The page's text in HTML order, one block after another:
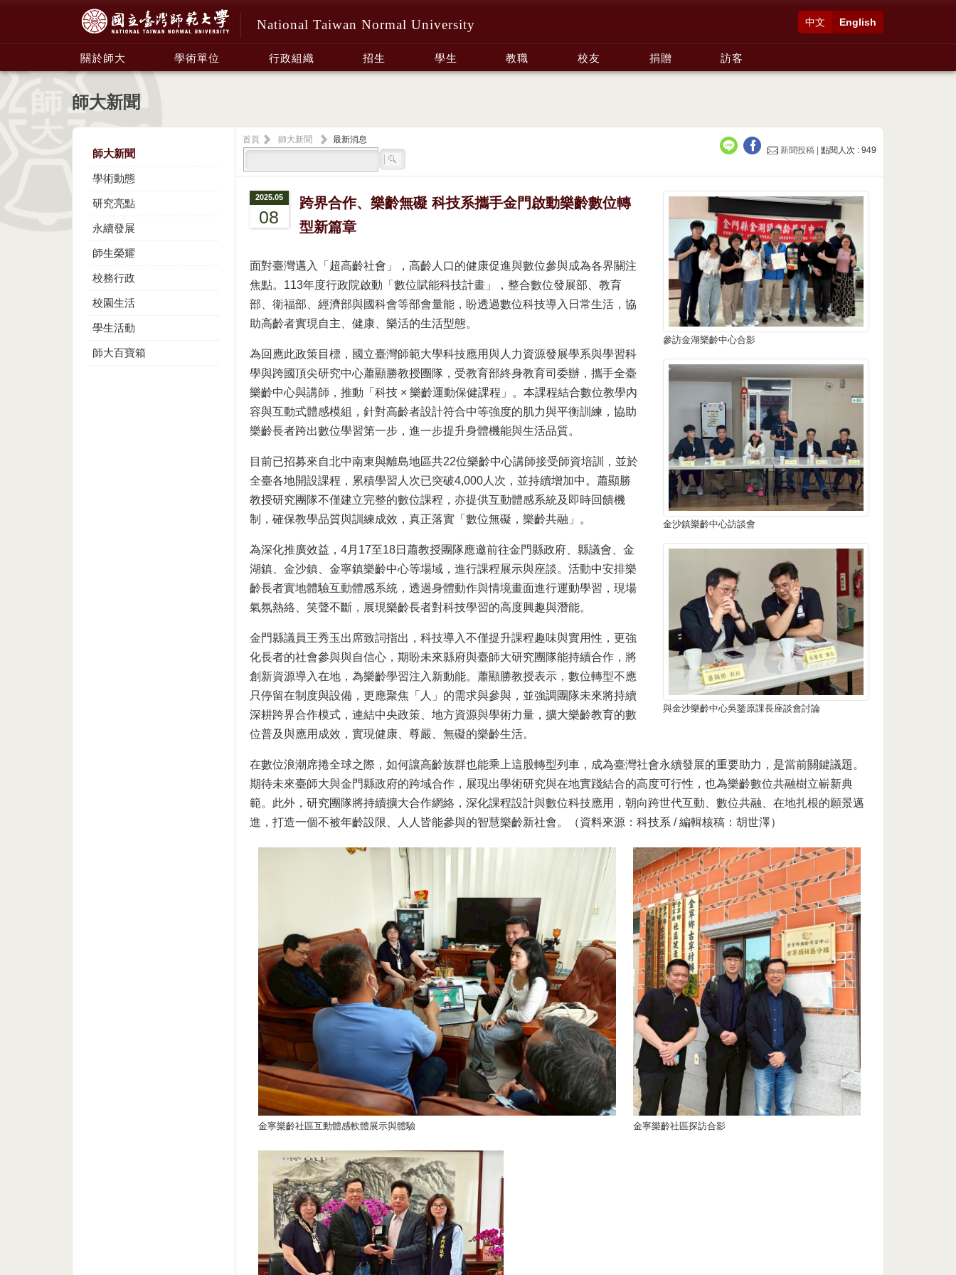
National Taiwan Normal University English
中文
關於師大 學術單位 行政組織 招生 學生 教職 校友 捐贈 訪客
師大新聞
師大新聞
學術動態
研究亮點
永續發展
師生榮耀
校務行政
校園生活
學生活動
師大百寶箱
首頁 師大新聞
最新消息
新聞投稿 |點閱人次 : 949
參訪金湖樂齡中心合影
金沙鎮樂齡中心訪談會
與金沙樂齡中心吳鑒原課長座談會討論
2025.05
08
跨界合作、樂齡無礙 科技系攜手金門啟動樂齡數位轉
型新篇章
面對臺灣邁入「超高齡社會」，高齡人口的健康促進與數位參與成為各界關注
焦點。113年度行政院啟動「數位賦能科技計畫」，整合數位發展部、教育
部、衛福部、經濟部與國科會等部會量能，盼透過數位科技導入日常生活，協
助高齡者實現自主、健康、樂活的生活型態。
為回應此政策目標，國立臺灣師範大學科技應用與人力資源發展學系與學習科
學與跨國頂尖研究中心蕭顯勝教授團隊，受教育部終身教育司委辦，攜手全臺
樂齡中心與講師，推動「科技 × 樂齡運動保健課程」。本課程結合數位教學內
容與互動式體感模組，針對高齡者設計符合中等強度的肌力與平衡訓練，協助
樂齡長者跨出數位學習第一步，進一步提升身體機能與生活品質。
目前已招募來自北中南東與離島地區共22位樂齡中心講師接受師資培訓，並於
全臺各地開設課程，累積學習人次已突破4,000人次，並持續增加中。蕭顯勝
教授研究團隊不僅建立完整的數位課程，亦提供互動體感系統及即時回饋機
制，確保教學品質與訓練成效，真正落實「數位無礙，樂齡共融」。
為深化推廣效益，4月17至18日蕭教授團隊應邀前往金門縣政府、縣議會、金
湖鎮、金沙鎮、金寧鎮樂齡中心等場域，進行課程展示與座談。活動中安排樂
齡長者實地體驗互動體感系統，透過身體動作與情境畫面進行運動學習，現場
氣氛熱絡、笑聲不斷，展現樂齡長者對科技學習的高度興趣與潛能。
金門縣議員王秀玉出席致詞指出，科技導入不僅提升課程趣味與實用性，更強
化長者的社會參與與自信心，期盼未來縣府與臺師大研究團隊能持續合作，將
創新資源導入在地，為樂齡學習注入新動能。蕭顯勝教授表示，數位轉型不應
只停留在制度與設備，更應聚焦「人」的需求與參與，並強調團隊未來將持續
深耕跨界合作模式，連結中央政策、地方資源與學術力量，擴大樂齡教育的數
位普及與應用成效，實現健康、尊嚴、無礙的樂齡生活。
在數位浪潮席捲全球之際，如何讓高齡族群也能乘上這股轉型列車，成為臺灣社會永續發展的重要助力，是當前關鍵議題。
期待未來臺師大與金門縣政府的跨域合作，展現出學術研究與在地實踐結合的高度可行性，也為樂齡數位共融樹立嶄新典
範。此外，研究團隊將持續擴大合作網絡，深化課程設計與數位科技應用，朝向跨世代互動、數位共融、在地扎根的願景邁
進，打造一個不被年齡設限、人人皆能參與的智慧樂齡新社會。（資料來源：科技系 / 編輯核稿：胡世澤）
金寧樂齡社區互動體感軟體展示與體驗 金寧樂齡社區探訪合影